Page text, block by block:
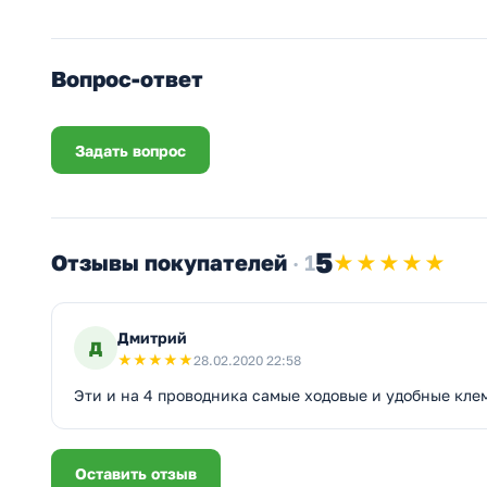
Вопрос-ответ
Задать вопрос
Отзывы покупателей · 15★★★★★
Д Дмитрий
★★★★★28.02.2020 22:58
Эти и на 4 проводника самые ходовые и удобные
Оставить отзыв